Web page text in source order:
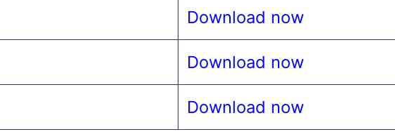
Download now
Download now
Download now